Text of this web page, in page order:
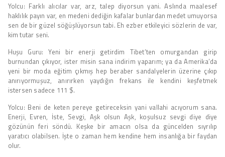
Yolcu: Farklı alıcılar var, arz, talep diyorsun yani. Aslında maalesef
haklılık payın var, en medeni dediğin kafalar bunlardan medet umuyorsa
sen de bir güzel söğüşlüyorsun tabi. Eh ezber etkileyici sözlerin de var,
kim tutar seni.
Huşu Guru: Yeni bir enerji getirdim Tibet’ten omurgandan girip
burnundan çıkıyor, ister misin sana indirim yaparım; ya da Amerika’da
yeni bir moda eğitim çıkmış hep beraber sandalyelerin üzerine çıkıp
anırıyormuşuz, anırırken yaydığın frekans ile kendini keşfetmek
istersen sadece 111 $.
Yolcu: Beni de keten pereye getireceksin yani vallahi acıyorum sana.
Enerji, Evren, İste, Sevgi, Aşk olsun Aşk, koşulsuz sevgi diye diye
gözünün feri söndü. Keşke bir amacın olsa da güncelden sıyrılıp
yaratıcı olabilsen. İşte o zaman hem kendine hem insanlığa bir faydan
olur.